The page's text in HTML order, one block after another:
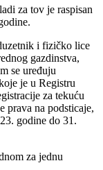
za tov je raspisan
i fizičko lice
gazdinstva,
se uređuju
je u Registru
za tekuću
prava na podsticaje,
godine do 31.
za jednu